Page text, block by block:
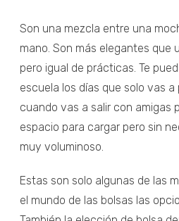
Son una mezcla entre una
mano. Son más elegantes que
pero igual de prácticas. Te
escuela los días que solo vas
cuando vas a salir con amigas
espacio para cargar pero sin
muy voluminoso.
Estas son solo algunas de las
el mundo de las bolsas las